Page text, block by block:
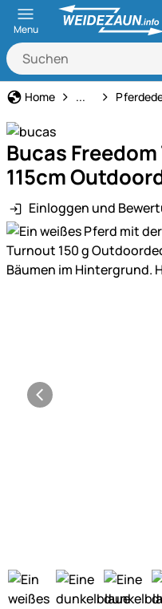
Menu
Home Pferdehaltung
...
Bucas
115cm
Einloggen und
Produktgalerie